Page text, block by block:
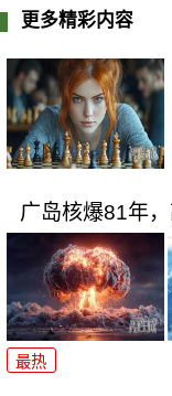
更多精彩内容
广岛核爆81年
最热